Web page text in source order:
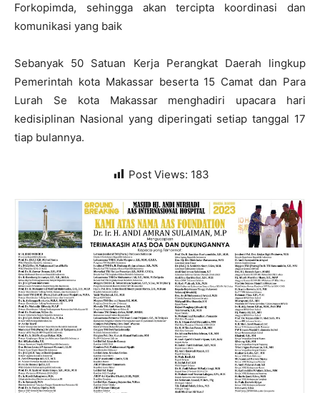
Forkopimda, sehingga akan tercipta koordinasi dan
komunikasi yang baik
Sebanyak 50 Satuan Kerja Perangkat Daerah lingkup
Pemerintah kota Makassar beserta 15 Camat dan Para
Lurah Se kota Makassar menghadiri upacara hari
kedisiplinan Nasional yang diperingati setiap tanggal 17
tiap bulannya.
Post Views: 183